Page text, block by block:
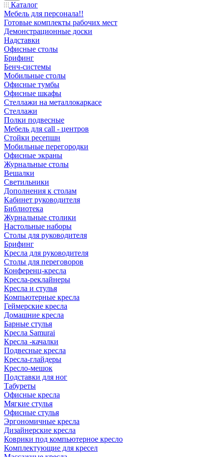
Каталог
Мебель для персонала!!
Готовые комплекты рабочих мест
Демонстрационные доски
Надставки
Офисные столы
Брифинг
Бенч-системы
Мобильные столы
Офисные тумбы
Офисные шкафы
Стеллажи на металлокаркасе
Стеллажи
Полки подвесные
Мебель для call - центров
Стойки ресепшн
Мобильные перегородки
Офисные экраны
Журнальные столы
Вешалки
Светильники
Дополнения к столам
Кабинет руководителя
Библиотека
Журнальные столики
Настольные наборы
Столы для руководителя
Брифинг
Кресла для руководителя
Столы для переговоров
Конференц-кресла
Кресла-реклайнеры
Кресла и стулья
Компьютерные кресла
Геймерские кресла
Домашние кресла
Барные стулья
Кресла Samurai
Кресла -качалки
Подвесные кресла
Кресла-глайдеры
Кресло-мешок
Подставки для ног
Табуреты
Офисные кресла
Мягкие стулья
Офисные стулья
Эргономичные кресла
Дизайнерские кресла
Коврики под компьютерное кресло
Комплектующие для кресел